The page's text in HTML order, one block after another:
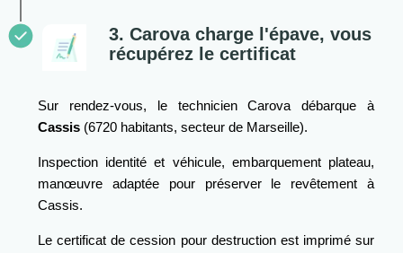
3. Carova charge l'épave, vous
récupérez le certificat
Sur rendez-vous, le technicien Carova débarque à
Cassis (6720 habitants, secteur de Marseille).
Inspection identité et véhicule, embarquement plateau,
manœuvre adaptée pour préserver le revêtement à
Cassis.
Le certificat de cession pour destruction est imprimé sur